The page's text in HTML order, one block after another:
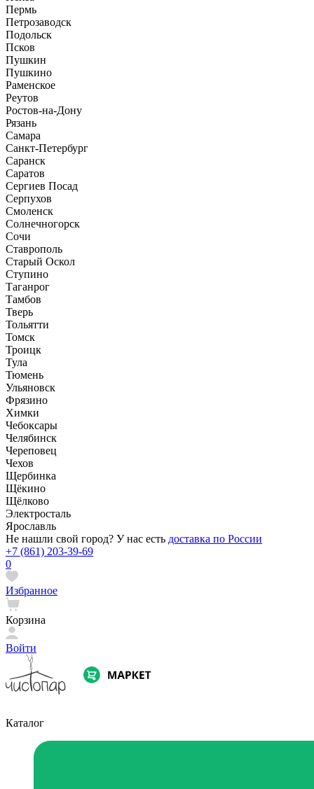
Пермь
Петрозаводск
Подольск
Псков
Пушкин
Пушкино
Раменское
Реутов
Ростов-на-Дону
Рязань
Самара
Санкт-Петербург
Саранск
Саратов
Сергиев Посад
Серпухов
Смоленск
Солнечногорск
Сочи
Ставрополь
Старый Оскол
Ступино
Таганрог
Тамбов
Тверь
Тольятти
Томск
Троицк
Тула
Тюмень
Ульяновск
Фрязино
Химки
Чебоксары
Челябинск
Череповец
Чехов
Щербинка
Щёкино
Щёлково
Электросталь
Ярославль
Не нашли свой город? У нас есть доставка по России
+7 (861) 203-39-69
0
Избранное
Корзина
Войти
Каталог